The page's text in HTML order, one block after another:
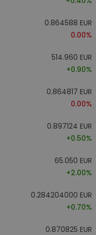
0.864588 EUR
0.00%
514.960 EUR
+0.90%
0.864817 EUR
0.00%
0.897124 EUR
+0.50%
65.050 EUR
+2.00%
0.284204000 EUR
+0.70%
0.870825 EUR